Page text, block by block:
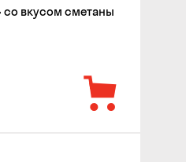
вкусом сметаны